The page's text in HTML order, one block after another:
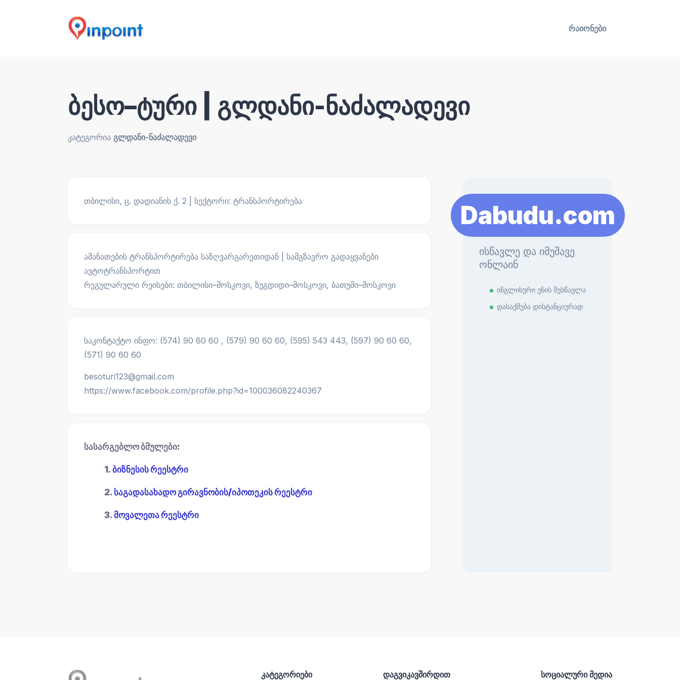
რაიონები
ბესო–ტური | გლდანი-ნაძალადევი
კატეგორია გლდანი-ნაძალადევი
თბილისი, ც. დადიანის ქ. 2 | სექტორი: ტრანსპორტირება
ამანათების ტრანსპორტირება საზღვარგარეთიდან | სამგზავრო გადაყვანები
ავტოტრანსპორტით
რეგულარული რეისები: თბილისი–მოსკოვი, ზუგდიდი–მოსკოვი, ბათუმი–მოსკოვი
საკონტაქტო ინფო: (574) 90 60 60 , (579) 90 60 60, (595) 543 443, (597) 90 60 60,
(571) 90 60 60
besoturi123@gmail.com
https://www.facebook.com/profile.php?id=100036082240367
სასარგებლო ბმულები:
1.ბიზნესის რეესტრი
2. საგადასახადო გირავნობის/იპოთეკის რეესტრი
3.მოვალეთა რეესტრი
Dabudu.com
ისწავლე და იმუშავე
ონლაინ
ინგლისური ენის შესწავლა
დასაქმება დისტანციურად
კატეგორიები დაგვიკავშირდით სოციალური მედია